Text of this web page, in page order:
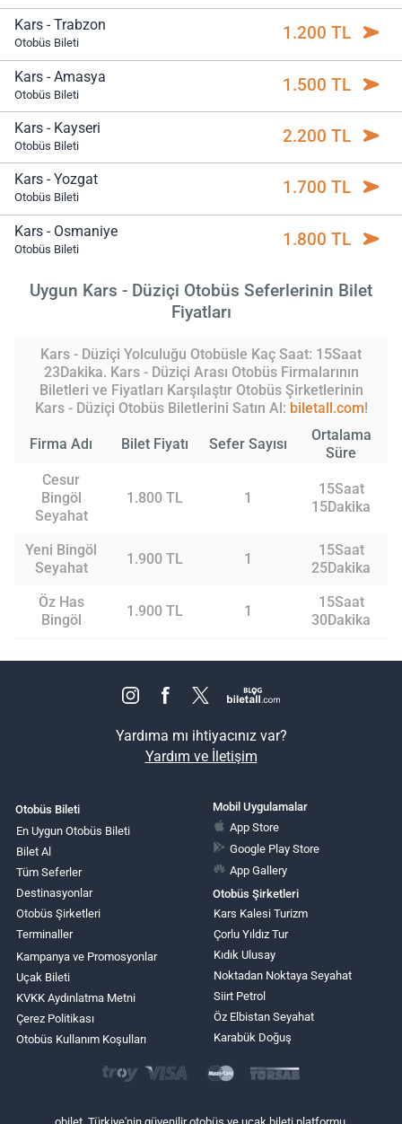
Kars - Trabzon
Otobüs Bileti 1.200 TL
Kars - Amasya
Otobüs Bileti 1.500 TL
Kars - Kayseri
Otobüs Bileti 2.200 TL
Kars - Yozgat
Otobüs Bileti 1.700 TL
Kars - Osmaniye
Otobüs Bileti 1.800 TL
Uygun Kars - Düziçi Otobüs Seferlerinin Bilet
Fiyatları
Kars - Düziçi Yolculuğu Otobüsle Kaç Saat: 15Saat
23Dakika. Kars - Düziçi Arası Otobüs Firmalarının
Biletleri ve Fiyatları Karşılaştır Otobüs Şirketlerinin
Kars - Düziçi Otobüs Biletlerini Satın Al: biletall.com!
Firma Adı Bilet Fiyatı Sefer Sayısı
Ortalama
Süre
Cesur
Bingöl
Seyahat
1.800 TL 1
15Saat
15Dakika
Yeni Bingöl
Seyahat
1.900 TL 1
15Saat
25Dakika
Öz Has
Bingöl
1.900 TL 1
15Saat
30Dakika
Yardıma mı ihtiyacınız var?
Yardım ve İletişim
Otobüs Bileti
En Uygun Otobüs Bileti
Bilet Al
Tüm Seferler
Destinasyonlar
Otobüs Şirketleri
Terminaller
Kampanya ve Promosyonlar
Uçak Bileti
KVKK Aydınlatma Metni
Çerez Politikası
Otobüs Kullanım Koşulları
Mobil Uygulamalar
App Store
Google Play Store
App Gallery
Otobüs Şirketleri
Kars Kalesi Turizm
Çorlu Yıldız Tur
Kıdık Ulusay
Noktadan Noktaya Seyahat
Siirt Petrol
Öz Elbistan Seyahat
Karabük Doğuş